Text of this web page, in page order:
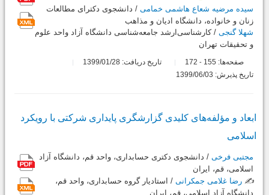
سیده مرضیه شعاع هاشمی خمامی / دانشجوی دکترای مطالعات
زنان و خانواده، دانشگاه ادیان و مذاهب
شهلا گنجی / کارشناسی‌ارشد جامعه‌شناسی دانشگاه آزاد واحد علوم
و تحقیقات تهران
صفحه‌ها: 155
-
تاریخ دریافت: 1399/01/28
تاریخ پذیرش: 1399/06/03
ابعاد و مؤلفه‌های کلیدی گزارشگری پایداری شرکتی با رویکرد
اسلامی
مجتبی فرخی / دانشجوی دکتری حسابداری، واحد قم، دانشگاه آزاد
اسلامی، قم، ایران
✍️ رضا غلامی جمکرانی / استادیار گروه حسابداری، واحد قم،
دانشگاه آزاد اسلامی، قم، ایران